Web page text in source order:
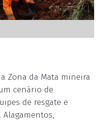
Zona da Mata mineira
cenário de
de resgate e
Alagamentos,